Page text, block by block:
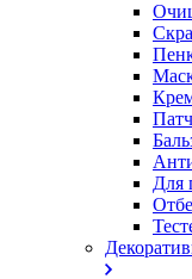
Для